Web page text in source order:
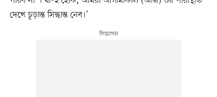
দেখে চূড়ান্ত সিদ্ধান্ত নেব।’